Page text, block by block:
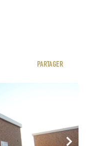
PARTAGER